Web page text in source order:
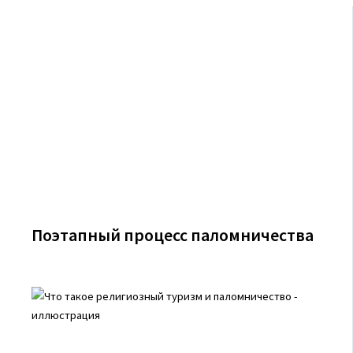
Поэтапный процесс паломничества